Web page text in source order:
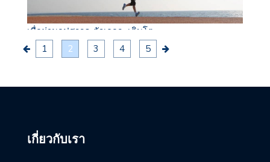
เมื่อผ่านอุปสรรค ตัวเธอจะเติบโต..
1
2 3 4 5
เกี่ยวกับเรา